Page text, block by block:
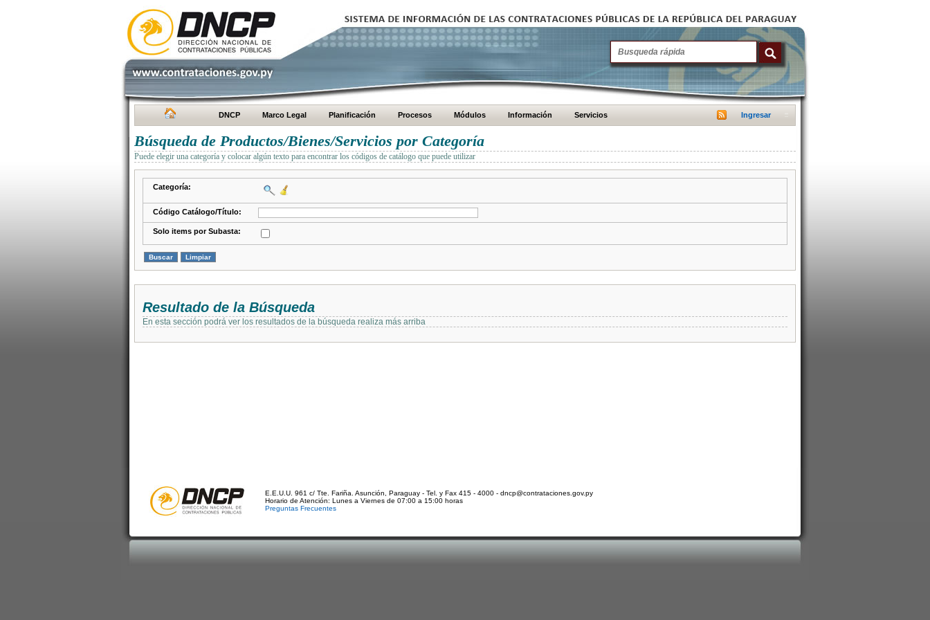
DNCP Marco Legal Planificación Procesos Módulos Información Servicios Ingresar
Búsqueda de Productos/Bienes/Servicios por Categoría
Puede elegir una categoría y colocar algún texto para encontrar los códigos de catálogo que puede utilizar
Categoría:
Código Catálogo/Título:
Solo items por Subasta:
Resultado de la Búsqueda
En esta sección podrá ver los resultados de la búsqueda realiza más arriba
E.E.U.U. 961 c/ Tte. Fariña. Asunción, Paraguay - Tel. y Fax 415 - 4000 - dncp@contrataciones.gov.py
Horario de Atención: Lunes a Viernes de 07:00 a 15:00 horas
Preguntas Frecuentes